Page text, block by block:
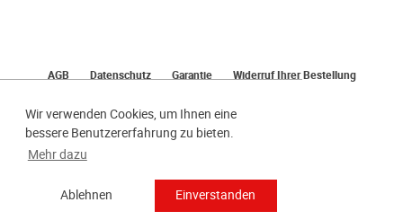
Wir verwenden Cookies, um Ihnen eine
bessere Benutzererfahrung zu bieten.
Mehr dazu
Ablehnen Einverstanden
AGB Datenschutz Garantie
Widerruf Ihrer Bestellung